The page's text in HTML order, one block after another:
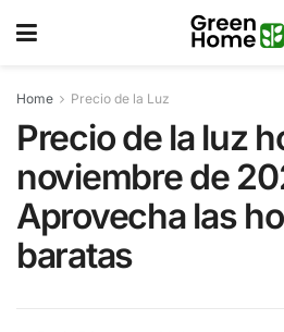
Home Precio de la Luz
Precio de la luz
noviembre de
Aprovecha las
baratas